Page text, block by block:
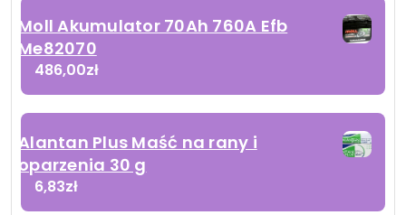
Moll Akumulator 70Ah 760A Efb
Me82070
486,00zł
Alantan Plus Maść na rany i
oparzenia 30 g
6,83zł